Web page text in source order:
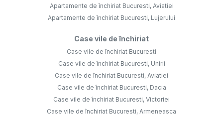
Apartamente de închiriat Bucuresti, Aviatiei
Apartamente de închiriat Bucuresti, Lujerului
Case vile de închiriat
Case vile de închiriat Bucuresti
Case vile de închiriat Bucuresti, Unirii
Case vile de închiriat Bucuresti, Aviatiei
Case vile de închiriat Bucuresti, Dacia
Case vile de închiriat Bucuresti, Victoriei
Case vile de închiriat Bucuresti, Armeneasca